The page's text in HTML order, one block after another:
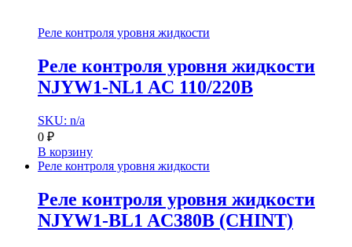
Реле контроля уровня жидкости
Реле контроля уровня жидкости
NJYW1-NL1 AC 110/220В
SKU: n/a
0 ₽
В корзину
Реле контроля уровня жидкости
Реле контроля уровня жидкости
NJYW1-BL1 AC380В (CHINT)